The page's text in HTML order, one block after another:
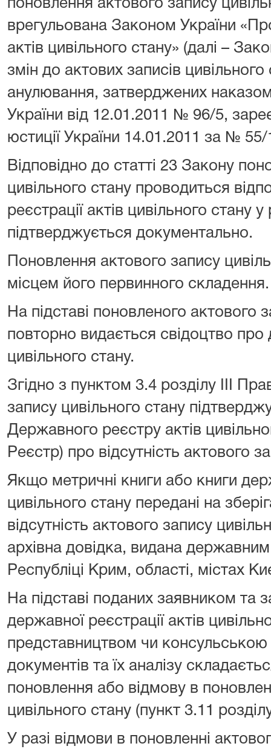
поновлення актового запису
врегульована Законом України
актів цивільного стану» (далі –
змін до актових записів
анулювання, затверджених наказом
України від 12.01.2011 № 96/5,
юстиції України 14.01.2011 за №
Відповідно до статті 23 Закону
цивільного стану проводиться
реєстрації актів цивільного стану
підтверджується документально.
Поновлення актового запису
місцем його первинного складення.
На підставі поновленого актового
повторно видається свідоцтво
цивільного стану.
Згідно з пунктом 3.4 розділу ІІІ
запису цивільного стану
Державного реєстру актів
Реєстр) про відсутність актового
Якщо метричні книги або книги
цивільного стану передані на
відсутність актового запису
архівна довідка, видана
Республіці Крим, області, містах
На підставі поданих заявником та
державної реєстрації актів
представництвом чи консульською
документів та їх аналізу
поновлення або відмову в
цивільного стану (пункт 3.11
У разі відмови в поновленні